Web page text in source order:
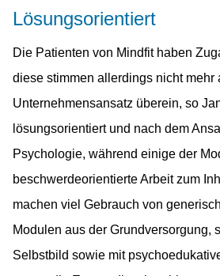
Lösungsorientiert
Die Patienten von Mindfit haben
diese stimmen allerdings nicht mehr
Unternehmensansatz überein, so
lösungsorientiert und nach dem
Psychologie, während einige der
beschwerdeorientierte Arbeit zum
machen viel Gebrauch von
Modulen aus der Grundversorgung,
Selbstbild sowie mit